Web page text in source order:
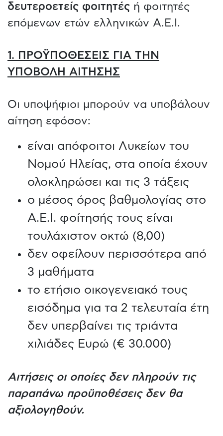
δευτεροετείς φοιτητές ή φοιτητές
επόμενων ετών ελληνικών Α.Ε.Ι.
1. ΠΡΟΫΠΟΘΕΣΕΙΣ ΓΙΑ ΤΗΝ
ΥΠΟΒΟΛΗ ΑΙΤΗΣΗΣ
Οι υποψήφιοι μπορούν να υποβάλουν
αίτηση εφόσον:
είναι απόφοιτοι Λυκείων του
Νομού Ηλείας, στα οποία έχουν
ολοκληρώσει και τις 3 τάξεις
o μέσος όρος βαθμολογίας στο
Α.Ε.Ι. φοίτησής τους είναι
τουλάχιστον οκτώ (8,00)
δεν οφείλουν περισσότερα από
3 μαθήματα
το ετήσιο οικογενειακό τους
εισόδημα για τα 2 τελευταία έτη
δεν υπερβαίνει τις τριάντα
χιλιάδες Ευρώ (€ 30.000)
Αιτήσεις οι οποίες δεν πληρούν τις
παραπάνω προϋποθέσεις δεν θα
αξιολογηθούν.